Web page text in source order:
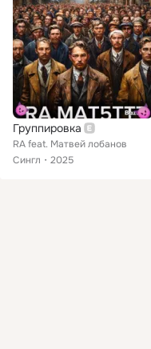
Группировка
RA feat. Матвей лобанов
Сингл
2025